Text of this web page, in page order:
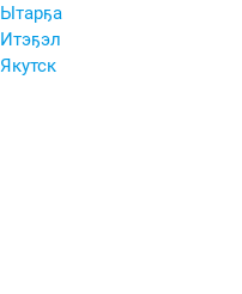
Ытарҕа
Итэҕэл
Якутск